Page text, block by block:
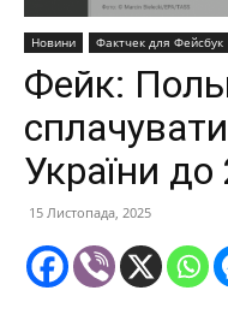
Новини Фактчек для Фейсбук
Фейк:
України
15 Листопада, 2025